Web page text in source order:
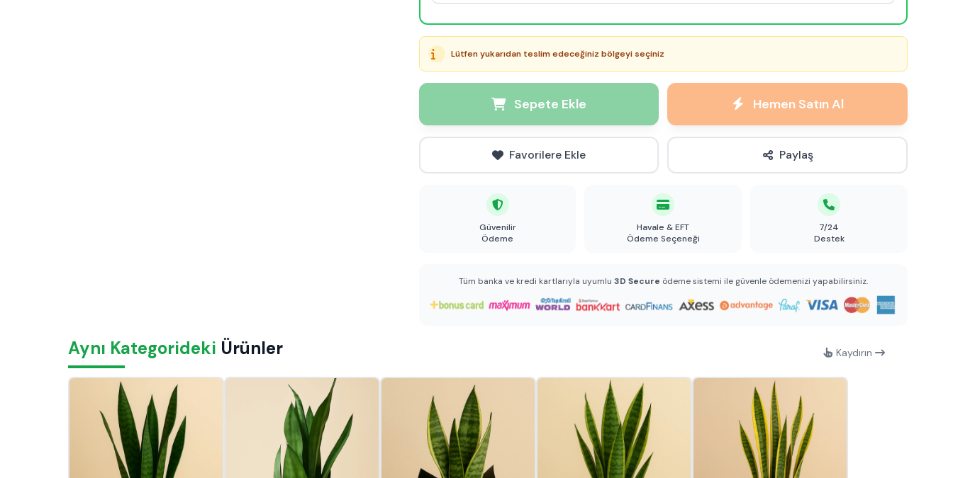
Lütfen yukarıdan teslim edeceğiniz bölgeyi seçiniz
Sepete Ekle Hemen Satın Al
Favorilere Ekle Paylaş
Güvenilir
Ödeme
Havale & EFT
Ödeme Seçeneği
7/24
Destek
Tüm banka ve kredi kartlarıyla uyumlu 3D Secure ödeme sistemi ile güvenle ödemenizi yapabilirsiniz.
Aynı Kategorideki Ürünler Kaydırın